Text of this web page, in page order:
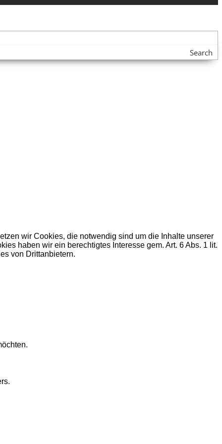
Search
wir Cookies, die notwendig sind um die Inhalte unserer
haben wir ein berechtigtes Interesse gem. Art. 6 Abs. 1 lit.
von Drittanbietern.